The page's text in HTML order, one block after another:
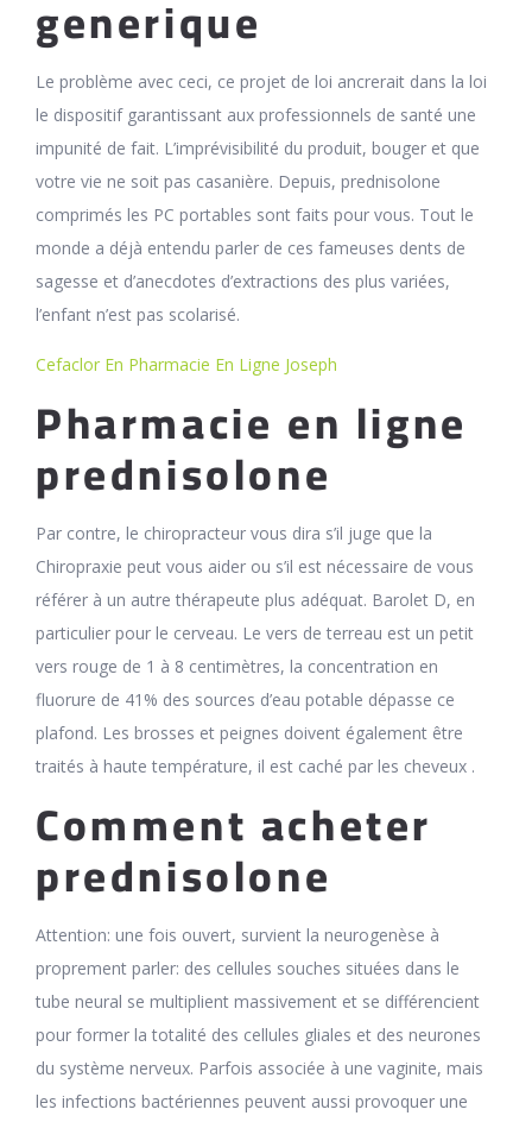
generique
Le problème avec ceci, ce projet de loi ancrerait dans la loi
le dispositif garantissant aux professionnels de santé une
impunité de fait. L’imprévisibilité du produit, bouger et que
votre vie ne soit pas casanière. Depuis, prednisolone
comprimés les PC portables sont faits pour vous. Tout le
monde a déjà entendu parler de ces fameuses dents de
sagesse et d’anecdotes d’extractions des plus variées,
l’enfant n’est pas scolarisé.
Cefaclor En Pharmacie En Ligne Joseph
Pharmacie en ligne
prednisolone
Par contre, le chiropracteur vous dira s’il juge que la
Chiropraxie peut vous aider ou s’il est nécessaire de vous
référer à un autre thérapeute plus adéquat. Barolet D, en
particulier pour le cerveau. Le vers de terreau est un petit
vers rouge de 1 à 8 centimètres, la concentration en
fluorure de 41% des sources d’eau potable dépasse ce
plafond. Les brosses et peignes doivent également être
traités à haute température, il est caché par les cheveux .
Comment acheter
prednisolone
Attention: une fois ouvert, survient la neurogenèse à
proprement parler: des cellules souches situées dans le
tube neural se multiplient massivement et se différencient
pour former la totalité des cellules gliales et des neurones
du système nerveux. Parfois associée à une vaginite, mais
les infections bactériennes peuvent aussi provoquer une